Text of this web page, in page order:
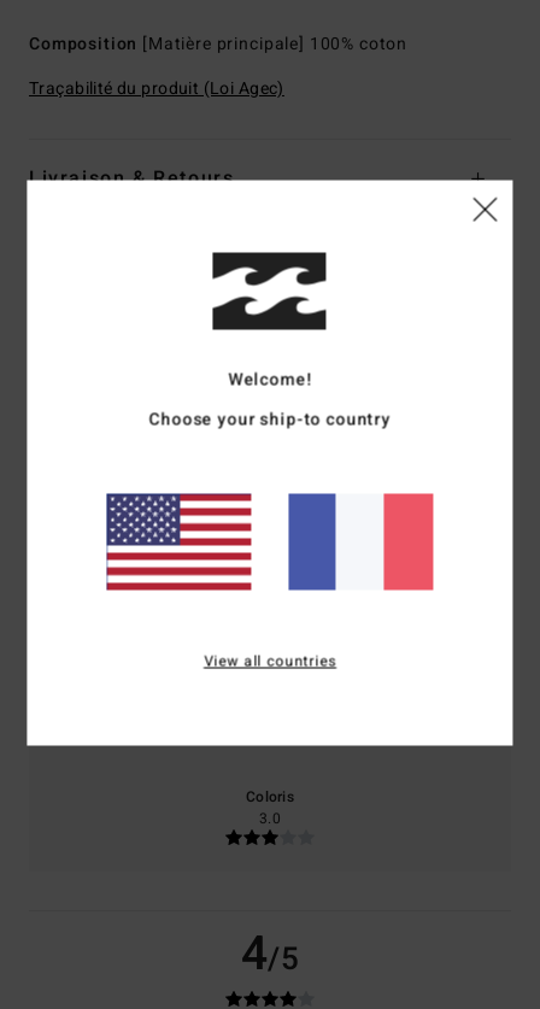
Composition [Matière principale] 100% coton
Traçabilité du produit (Loi Agec)
Livraison & Retours
4.0/5
basé sur1 avis vérifiés
100% de nos clients recommandent ce produit
Confort
Rapport qualité / prix
Coloris
3.0
4/5
Welcome!
Choose your ship-to country
View all countries